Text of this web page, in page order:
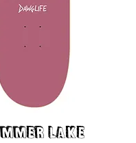
Lake